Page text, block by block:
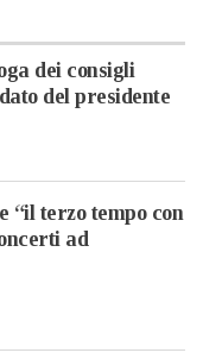
dei consigli
del presidente
“il terzo tempo con
ad